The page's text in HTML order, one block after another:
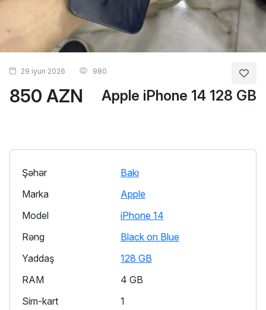
850 AZN Apple iPhone 14 128 GB
29 iyun 2026 980
Şəhər
Bakı
Marka
Apple
Model
iPhone 14
Rəng
Black on Blue
Yaddaş
128 GB
RAM
4 GB
Sim-kart
1